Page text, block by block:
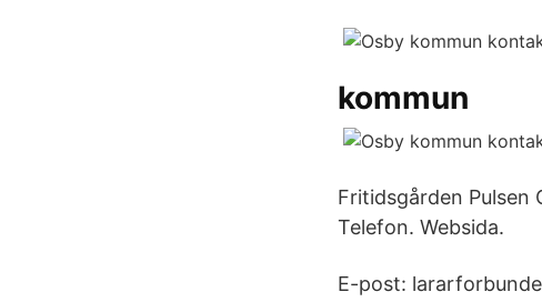
kommun
Fritidsgården Pulsen
Telefon. Websida.
E-post: